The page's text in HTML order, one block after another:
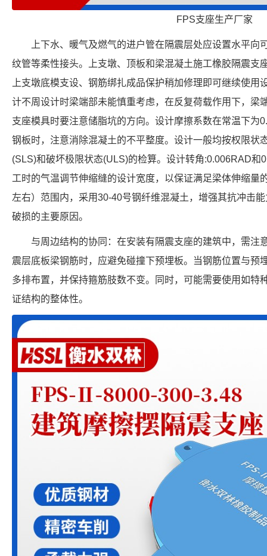
FPS支座生产厂家
上下水、暖气及燃气的进户管在隔震层处应设置水平向
纹管等柔性接头。上支墩、顶板和梁混凝土施工橡胶隔震支
上支墩底模支设、钢筋绑扎成品保护稍加修理即可继续使用
计不周设计时梁端部未能慎重考虑，在反复荷载作用下，梁
支座模具时要注意储脂坑的方向。设计摩擦系数在常温下为
钢板时，注意消除混凝土的不平整度。设计一般均按权限状
(SLS)和破坏极限状态(ULS)的检算。设计转角:0.006RAD和
工时的气温调节伸缩缝的设计宽度，以保证满足梁体伸缩量
左右）范围内，采用30-40号钢纤维混凝土，增强其抗冲击
破损的主要原因。
与周边结构的协同：在安装有隔震支座的建筑中，需注
震层底板梁钢筋时，应避免碰撞下预埋板。当钢筋位置与预
多排布置，并保持箍筋肢数不变。同时，可能需要使用如特
证结构的整体性。